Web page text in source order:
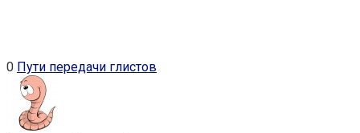
0 Пути передачи глистов